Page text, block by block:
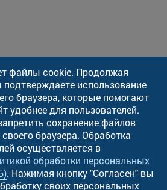
файлы cookie. Продолжая
использование
браузера, которые помогают
удобнее для пользователей.
сохранение файлов
браузера. Обработка
осуществляется в
обработки персональных
. Нажимая кнопку "Cогласен" вы
своих персональных